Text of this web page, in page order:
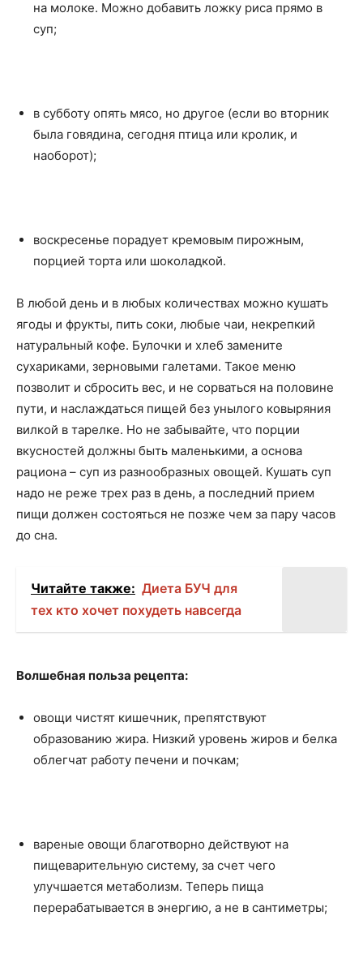
на молоке. Можно добавить ложку риса прямо в
суп;
в субботу опять мясо, но другое (если во вторник
была говядина, сегодня птица или кролик, и
наоборот);
воскресенье порадует кремовым пирожным,
порцией торта или шоколадкой.
В любой день и в любых количествах можно кушать
ягоды и фрукты, пить соки, любые чаи, некрепкий
натуральный кофе. Булочки и хлеб замените
сухариками, зерновыми галетами. Такое меню
позволит и сбросить вес, и не сорваться на половине
пути, и наслаждаться пищей без унылого ковыряния
вилкой в тарелке. Но не забывайте, что порции
вкусностей должны быть маленькими, а основа
рациона – суп из разнообразных овощей. Кушать суп
надо не реже трех раз в день, а последний прием
пищи должен состояться не позже чем за пару часов
до сна.
Читайте также: Диета БУЧ для
тех кто хочет похудеть навсегда
Волшебная польза рецепта:
овощи чистят кишечник, препятствуют
образованию жира. Низкий уровень жиров и белка
облегчат работу печени и почкам;
вареные овощи благотворно действуют на
пищеварительную систему, за счет чего
улучшается метаболизм. Теперь пища
перерабатывается в энергию, а не в сантиметры;